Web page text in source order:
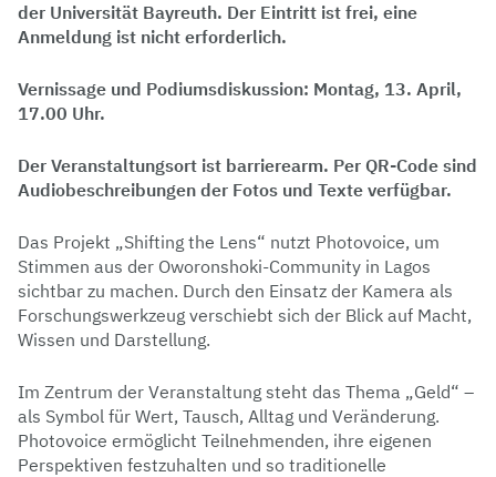
der Universität Bayreuth. Der Eintritt ist frei, eine
Anmeldung ist nicht erforderlich.
Vernissage und Podiumsdiskussion: Montag, 13. April,
17.00 Uhr.
Der Veranstaltungsort ist barrierearm. Per QR-Code sind
Audiobeschreibungen der Fotos und Texte verfügbar.
Das Projekt „Shifting the Lens“ nutzt Photovoice, um
Stimmen aus der Oworonshoki-Community in Lagos
sichtbar zu machen. Durch den Einsatz der Kamera als
Forschungswerkzeug verschiebt sich der Blick auf Macht,
Wissen und Darstellung.
Im Zentrum der Veranstaltung steht das Thema „Geld“ –
als Symbol für Wert, Tausch, Alltag und Veränderung.
Photovoice ermöglicht Teilnehmenden, ihre eigenen
Perspektiven festzuhalten und so traditionelle